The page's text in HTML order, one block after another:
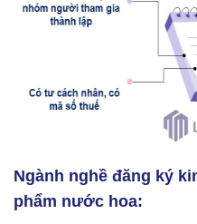
Ngành nghề đăng ký
phẩm nước hoa: